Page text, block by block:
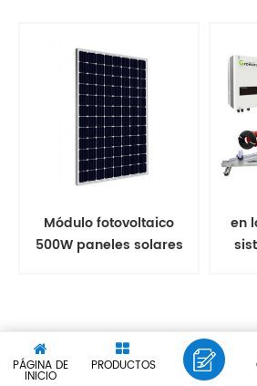
Módulo fotovoltaico
500W paneles solares
en
PÁGINA DE
INICIO
PRODUCTOS